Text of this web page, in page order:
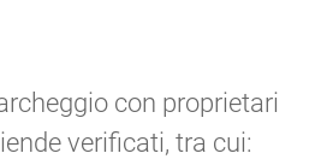
con proprietari
verificati, tra cui:
P